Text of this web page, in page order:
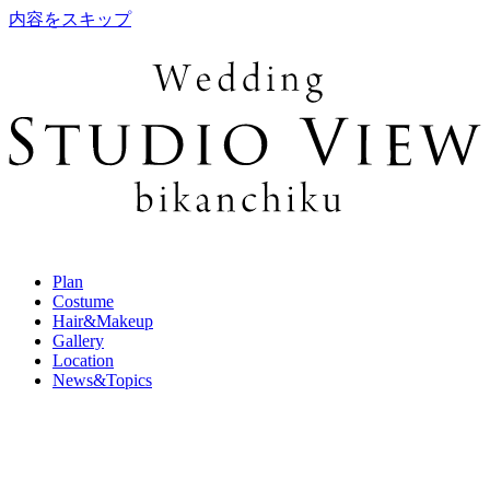
内容をスキップ
Plan
Costume
Hair&Makeup
Gallery
Location
News&Topics